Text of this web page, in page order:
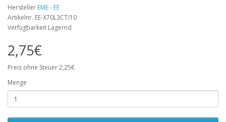
Hersteller EME - EE
Artikelnr. EE-X70L3CT/10
Verfügbarkeit Lagernd
2,75€
Preis ohne Steuer 2,25€
Menge